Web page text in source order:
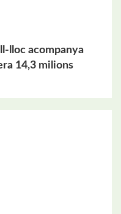
lloc acompanya
14,3 milions